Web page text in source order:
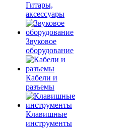
Гитары,
аксессуары
Звуковое
оборудование
Кабели и
разъемы
Клавишные
инструменты